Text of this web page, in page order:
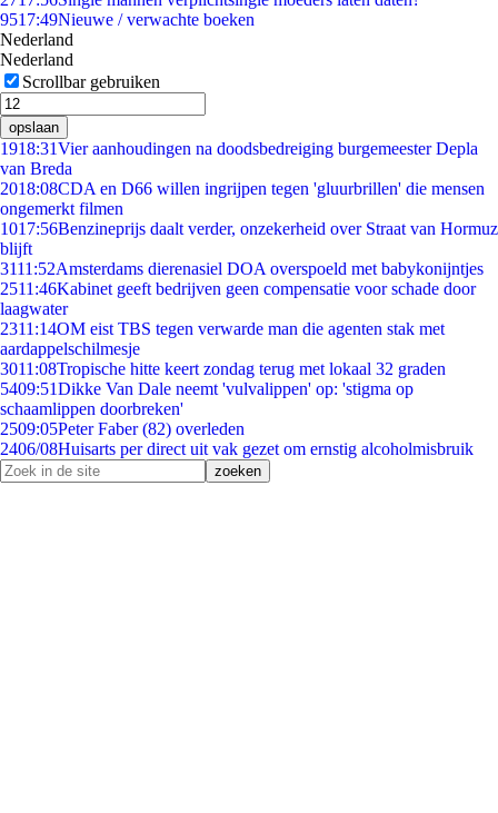
9517:49Nieuwe / verwachte boeken
Nederland
Nederland
Scrollbar gebruiken
opslaan
1918:31Vier aanhoudingen na doodsbedreiging burgemeester Depla
van Breda
2018:08CDA en D66 willen ingrijpen tegen 'gluurbrillen' die mensen
ongemerkt filmen
1017:56Benzineprijs daalt verder, onzekerheid over Straat van Hormuz
blijft
3111:52Amsterdams dierenasiel DOA overspoeld met babykonijntjes
2511:46Kabinet geeft bedrijven geen compensatie voor schade door
laagwater
2311:14OM eist TBS tegen verwarde man die agenten stak met
aardappelschilmesje
3011:08Tropische hitte keert zondag terug met lokaal 32 graden
5409:51Dikke Van Dale neemt 'vulvalippen' op: 'stigma op
schaamlippen doorbreken'
2509:05Peter Faber (82) overleden
2406/08Huisarts per direct uit vak gezet om ernstig alcoholmisbruik